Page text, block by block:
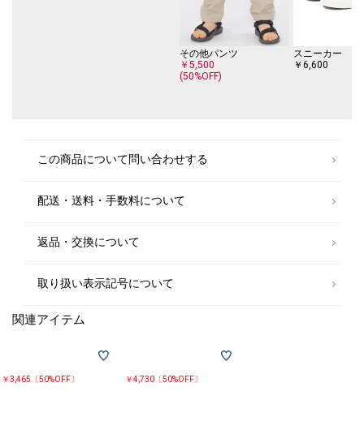
その他パンツ
￥5,500
(50%OFF)
スニーカー
￥6,600
この商品について問い合わせする
配送・送料・手数料について
返品・交換について
取り扱い表示記号について
関連アイテム
￥3,465〔50%OFF〕 ￥4,730〔50%OFF〕